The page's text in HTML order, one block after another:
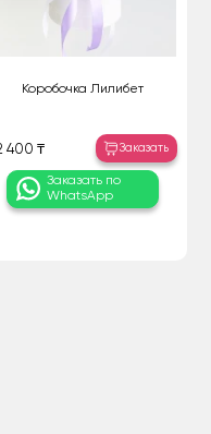
Коробочка Лилибет
400 ₸ Заказать
Заказать по
WhatsApp